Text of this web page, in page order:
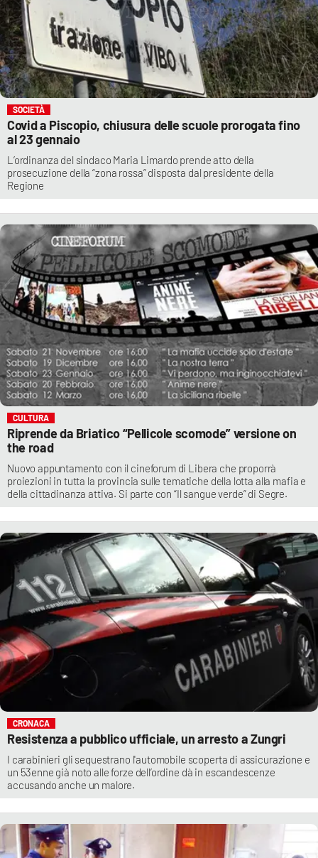
SOCIETÀ
Covid a Piscopio, chiusura delle scuole prorogata fino
al 23 gennaio
L’ordinanza del sindaco Maria Limardo prende atto della
prosecuzione della “zona rossa” disposta dal presidente della
Regione
CULTURA
Riprende da Briatico “Pellicole scomode” versione on
the road
Nuovo appuntamento con il cineforum di Libera che proporrà
proiezioni in tutta la provincia sulle tematiche della lotta alla mafia e
della cittadinanza attiva. Si parte con “Il sangue verde” di Segre.
CRONACA
Resistenza a pubblico ufficiale, un arresto a Zungri
I carabinieri gli sequestrano l'automobile scoperta di assicurazione e
un 53enne già noto alle forze dell’ordine dà in escandescenze
accusando anche un malore.